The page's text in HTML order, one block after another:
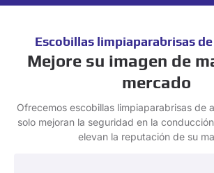
Escobillas limpiaparabrisas de
Mejore su imagen de
mercado
Ofrecemos escobillas limpiaparabrisas de
solo mejoran la seguridad en la
elevan la reputación de su